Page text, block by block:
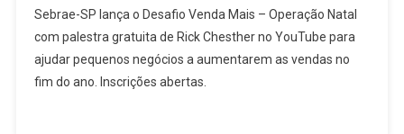
SP
Lança
Operação
Natal
Sebrae-SP lança o Desafio Venda Mais – Operação Natal
com palestra gratuita de Rick Chesther no YouTube para
ajudar pequenos negócios a aumentarem as vendas no
fim do ano. Inscrições abertas.